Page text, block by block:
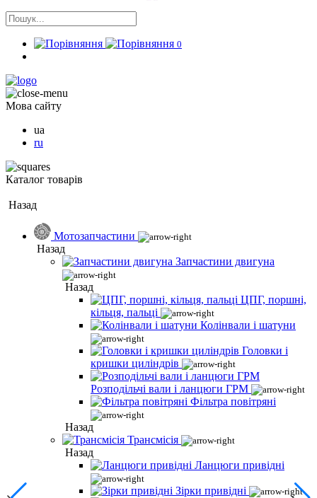
0
Мова сайту
ua
ru
Каталог товарів
Назад
Мотозапчастини
Назад
Запчастини двигуна
Назад
ЦПГ, поршні,
кільця, пальці
Колінвали і шатуни
Головки і
кришки циліндрів
Розподільчі вали і ланцюги ГРМ
Фільтра повітряні
Назад
Трансмісія
Назад
Ланцюги привідні
Зірки привідні